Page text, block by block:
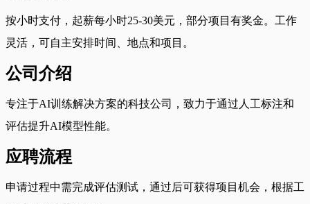
按小时支付，起薪每小时25-30美元，部分项目有奖金。工作
灵活，可自主安排时间、地点和项目。
公司介绍
专注于AI训练解决方案的科技公司，致力于通过人工标注和
评估提升AI模型性能。
应聘流程
申请过程中需完成评估测试，通过后可获得项目机会，根据工